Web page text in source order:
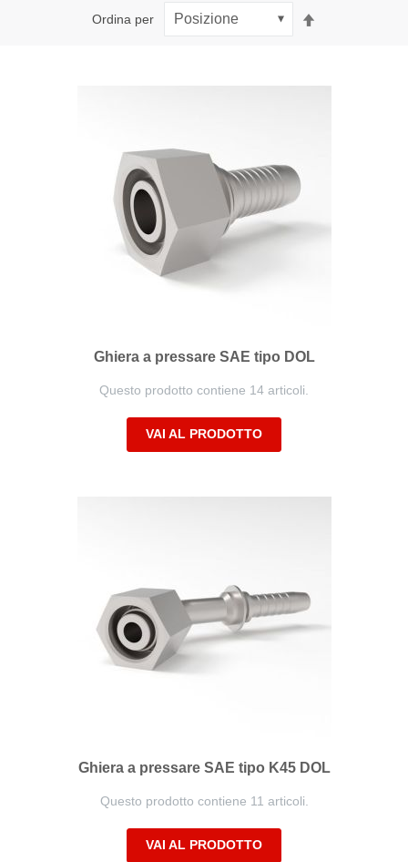
Ordina per
Ghiera a pressare SAE tipo DOL
Questo prodotto contiene 14 articoli.
VAI AL PRODOTTO
Ghiera a pressare SAE tipo K45 DOL
Questo prodotto contiene 11 articoli.
VAI AL PRODOTTO